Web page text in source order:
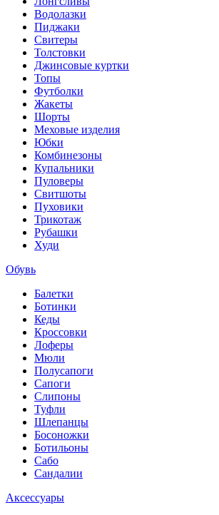
Водолазки
Пиджаки
Свитеры
Толстовки
Джинсовые куртки
Топы
Футболки
Жакеты
Шорты
Меховые изделия
Юбки
Комбинезоны
Купальники
Пуловеры
Свитшоты
Пуховики
Трикотаж
Рубашки
Худи
Обувь
Балетки
Ботинки
Кеды
Кроссовки
Лоферы
Мюли
Полусапоги
Сапоги
Слипоны
Туфли
Шлепанцы
Босоножки
Ботильоны
Сабо
Сандалии
Аксессуары